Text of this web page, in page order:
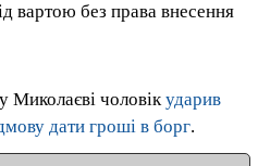
вартою без права внесення
Миколаєві чоловік ударив
дати гроші в борг.